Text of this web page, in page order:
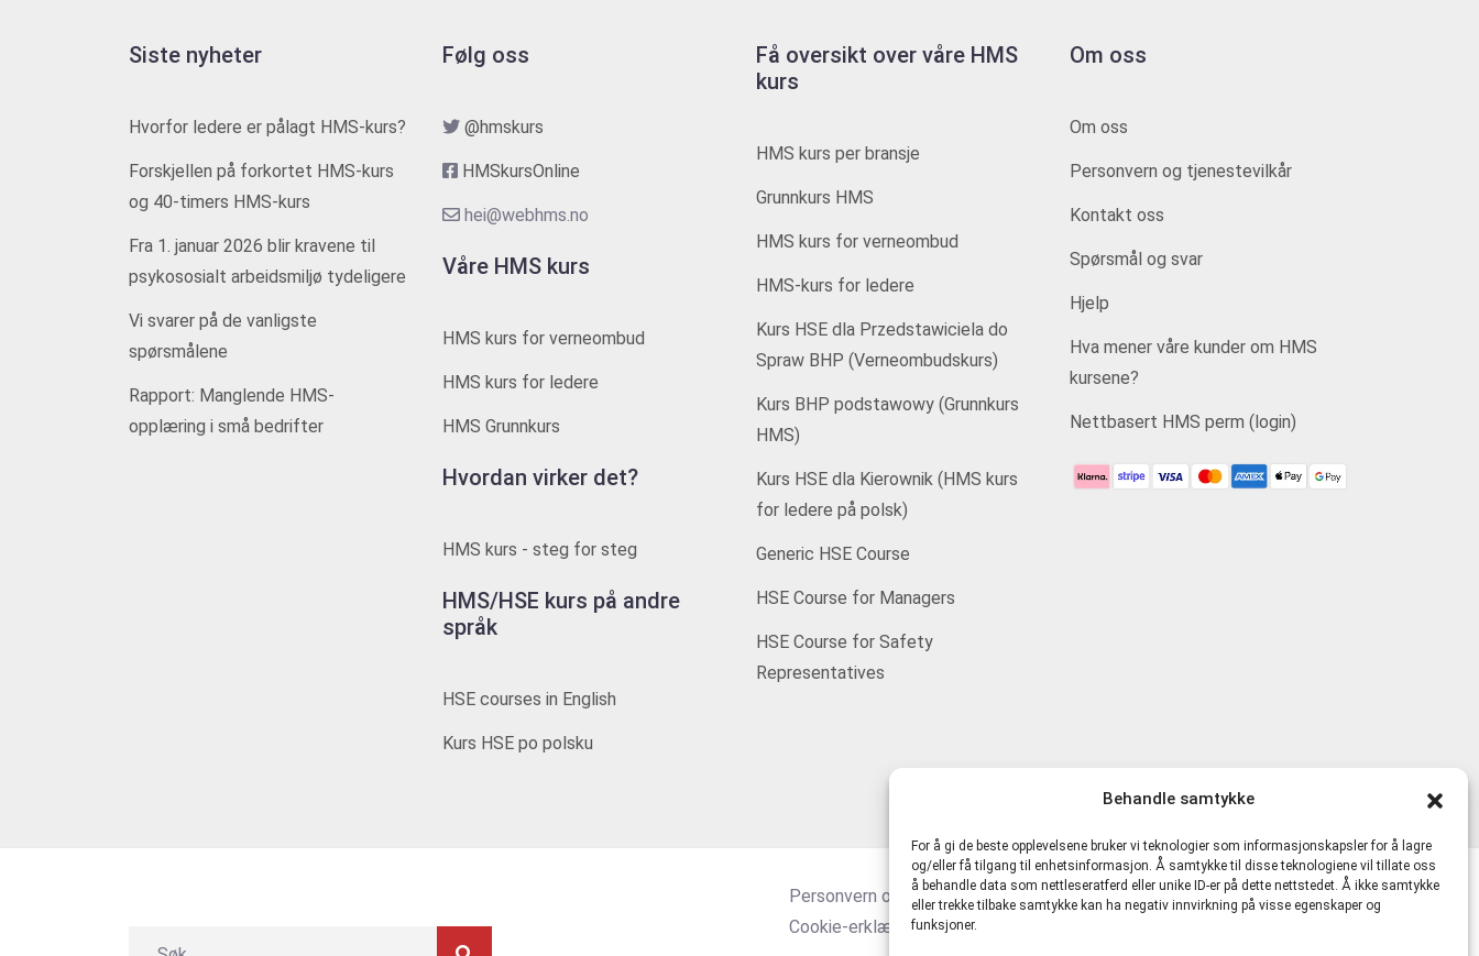
Behandle samtykke
For å gi de beste opplevelsene bruker vi teknologier som informasjonskapsler for å lagre
og/eller få tilgang til enhetsinformasjon. Å samtykke til disse teknologiene vil tillate oss
å behandle data som nettleseratferd eller unike ID-er på dette nettstedet. Å ikke samtykke
eller trekke tilbake samtykke kan ha negativ innvirkning på visse egenskaper og
funksjoner.
Siste nyheter
Hvorfor ledere er pålagt HMS-kurs?
Forskjellen på forkortet HMS-kurs
og 40-timers HMS-kurs
Fra 1. januar 2026 blir kravene til
psykososialt arbeidsmiljø tydeligere
Vi svarer på de vanligste
spørsmålene
Rapport: Manglende HMS-
opplæring i små bedrifter
Følg oss
@hmskurs
HMSkursOnline
hei@webhms.no
Våre HMS kurs
HMS kurs for verneombud
HMS kurs for ledere
HMS Grunnkurs
Hvordan virker det?
HMS kurs - steg for steg
HMS/HSE kurs på andre
språk
HSE courses in English
Kurs HSE po polsku
Få oversikt over våre HMS
kurs
HMS kurs per bransje
Grunnkurs HMS
HMS kurs for verneombud
HMS-kurs for ledere
Kurs HSE dla Przedstawiciela do
Spraw BHP (Verneombudskurs)
Kurs BHP podstawowy (Grunnkurs
HMS)
Kurs HSE dla Kierownik (HMS kurs
for ledere på polsk)
Generic HSE Course
HSE Course for Managers
HSE Course for Safety
Representatives
Om oss
Om oss
Personvern og tjenestevilkår
Kontakt oss
Spørsmål og svar
Hjelp
Hva mener våre kunder om HMS
kursene?
Nettbasert HMS perm (login)
Personvern og tjenestevilkår
Cookie-erklæring (EU)